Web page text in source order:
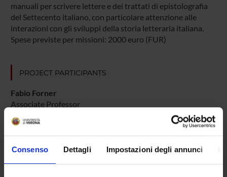
Consenso Dettagli Impostazioni degli annunci
manuali per scrivere lettere e dei trattati di epistolografia
del Settecento italiano, con particolare attenzione alle
interazioni con gli sviluppi della storia letteraria italiana.
Spese previste per missioni: 2000 euro (FUR)
PROJECT PARTICIPANTS
Fabio Forner
Associate Professor
TITLE
Scrivere lettere nel XVIII secolo: precettistica, prassi e